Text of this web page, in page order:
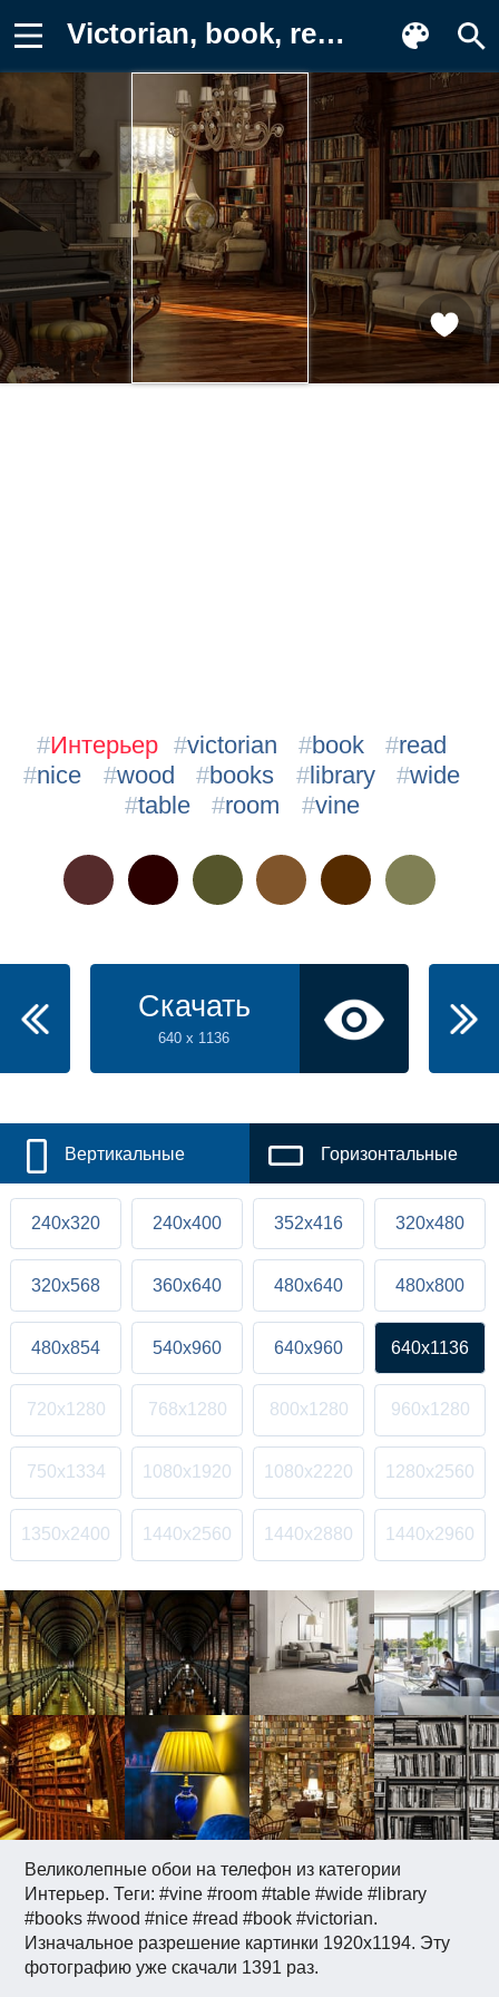
Victorian, book, read, nice, wood Заставка на телефон
Великолепные обои на телефон из категории
Интерьер. Теги: #vine #room #table #wide #library
#books #wood #nice #read #book #victorian.
Изначальное разрешение картинки 1920x1194. Эту
фотографию уже скачали 1391 раз.
#Интерьер #victorian #book #read
#nice #wood #books #library #wide
#table #room #vine
Скачать
640 x 1136
Вертикальные Горизонтальные
240x320 240x400 352x416 320x480
320x568 360x640 480x640 480x800
480x854 540x960 640x960 640x1136
720x1280 768x1280 800x1280 960x1280
750x1334 1080x1920 1080x2220 1280x2560
1350x2400 1440x2560 1440x2880 1440x2960